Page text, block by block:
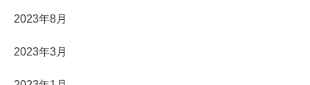
2023年8月
2023年3月